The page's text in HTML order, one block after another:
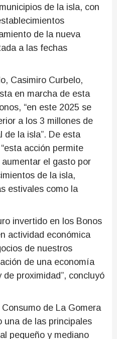
de la isla, con
de la nueva
a las fechas
Casimiro Curbelo,
en marcha de esta
“en este 2025 se
a los 3 millones de
de la isla”. De esta
acción permite
el gasto por
de la isla,
estivales como la
invertido en los Bonos
actividad económica
de nuestros
de una economía
proximidad”, concluyó
de La Gomera
una de las principales
pequeño y mediano